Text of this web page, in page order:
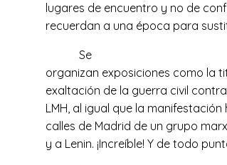
lugares de encuentro y no de
recuerdan a una época para
Se
organizan exposiciones como la
exaltación de la guerra civil
LMH, al igual que la
calles de Madrid de un grupo
y a Lenin. ¡Increíble! Y de todo